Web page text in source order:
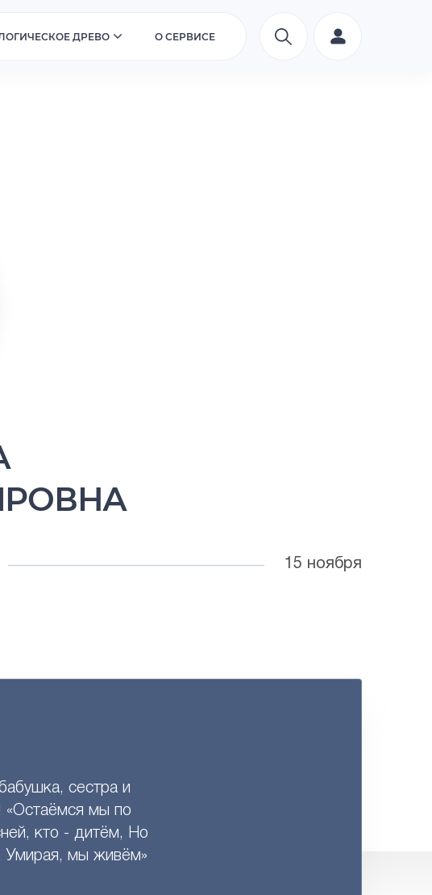
ДРЕВО О СЕРВИСЕ
15 ноября
сестра и
«Остаёмся мы по
кто - дитём, Но
Умирая, мы живём»